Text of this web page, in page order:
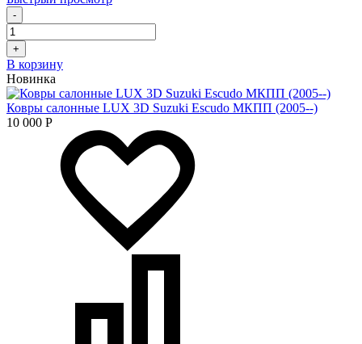
-
+
В корзину
Новинка
Ковры салонные LUX 3D Suzuki Escudo МКПП (2005--)
10 000 Р